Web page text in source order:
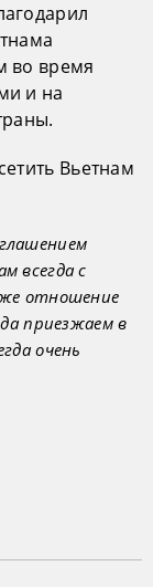
во время
и на
Вьетнам
всегда с
отношение
приезжаем в
очень